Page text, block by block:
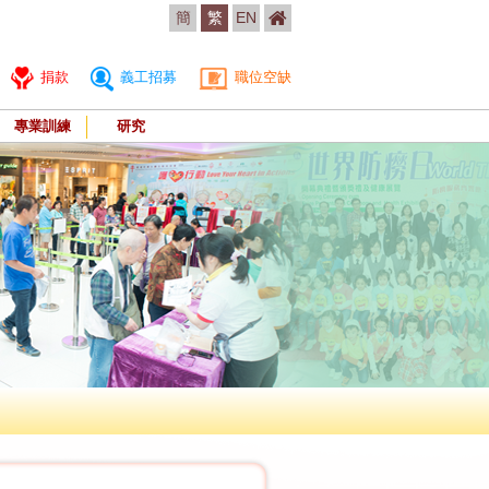
簡 繁 EN
捐款 義工招募 職位空缺
專業訓練 研究